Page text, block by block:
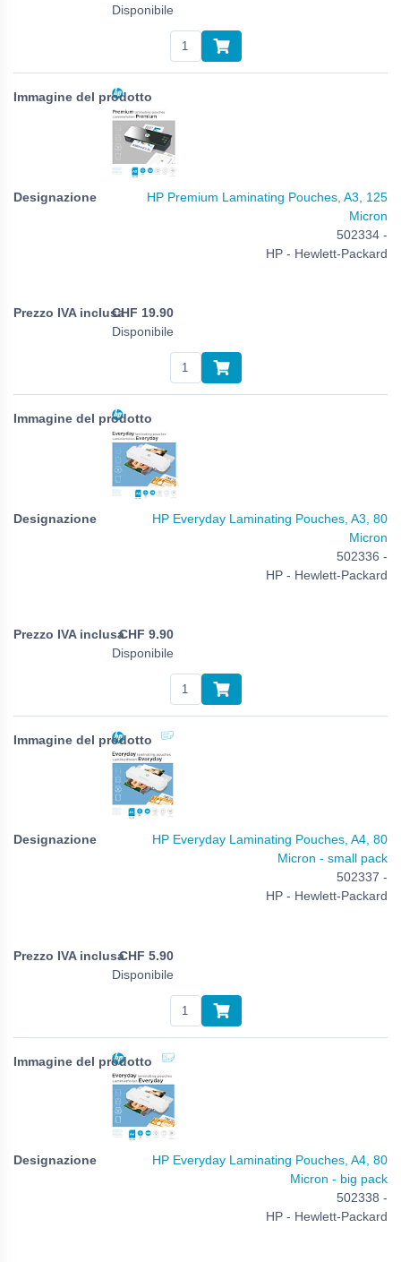
Disponibile
HP Premium Laminating Pouches, A3, 125
Micron
502334 -
HP - Hewlett-Packard
CHF 19.90
Disponibile
HP Everyday Laminating Pouches, A3, 80
Micron
502336 -
HP - Hewlett-Packard
CHF 9.90
Disponibile
HP Everyday Laminating Pouches, A4, 80
Micron - small pack
502337 -
HP - Hewlett-Packard
CHF 5.90
Disponibile
HP Everyday Laminating Pouches, A4, 80
Micron - big pack
502338 -
HP - Hewlett-Packard